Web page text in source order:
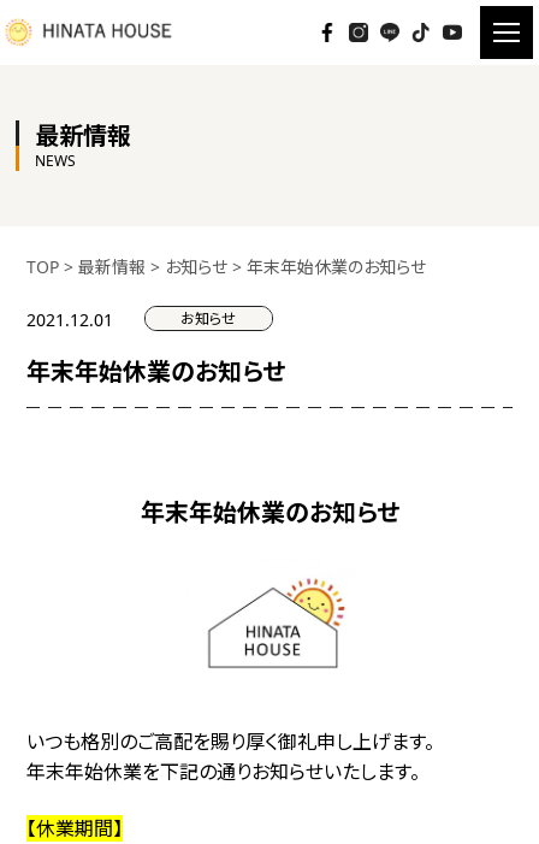
最新情報
NEWS
TOP >最新情報 > お知らせ >年末年始休業のお知らせ
2021.12.01 お知らせ
年末年始休業のお知らせ
年末年始休業のお知らせ
いつも格別のご高配を賜り厚く御礼申し上げます。
年末年始休業を下記の通りお知らせいたします。
【休業期間】